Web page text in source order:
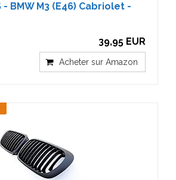
- BMW M3 (E46) Cabriolet -
39,95 EUR
Acheter sur Amazon